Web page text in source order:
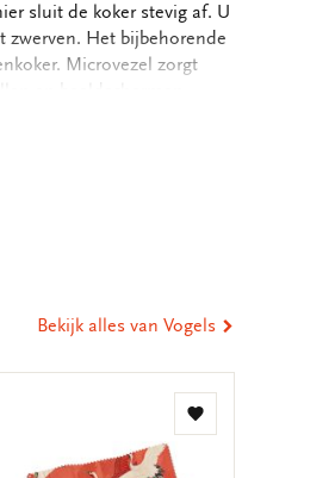
sluit de koker stevig af. U
Het bijbehorende
Microvezel zorgt
en beeldschermen,
16 x 3,5 x 6 cm
- Machinaal
Bekijk alles van Vogels
Toevoegen